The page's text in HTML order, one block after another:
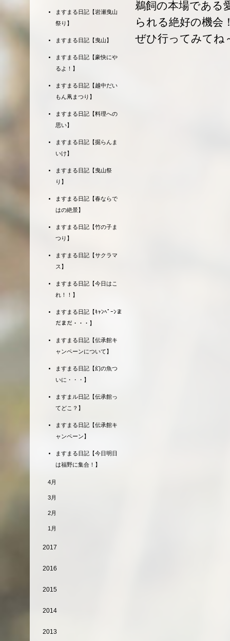
鵜飼の本場である
られる絶好の機会
ぜひ行ってみてね
ますまる日記【岩瀬曳山
祭り】
ますまる日記【曳山】
ますまる日記【豪快にや
るよ！】
ますまる日記【越中だい
もん凧まつり】
ますまる日記【料理への
思い】
ますまる日記【掘らんま
いけ】
ますまる日記【曳山祭
り】
ますまる日記【春ならで
はの絶景】
ますまる日記【竹の子ま
つり】
ますまる日記【サクラマ
ス】
ますまる日記【今日はこ
れ！！】
ますまる日記【ｷｬﾝﾍﾟｰﾝま
だまだ・・・】
ますまる日記【伝承館キ
ャンペーンについて】
ますまる日記【幻の魚つ
いに・・・】
ますまル日記【伝承館っ
てどこ？】
ますまる日記【伝承館キ
ャンペーン】
ますまる日記【今日明日
は福野に集合！】
4月
3月
2月
1月
2017
2016
2015
2014
2013